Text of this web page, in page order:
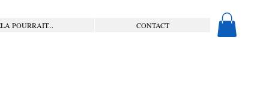
POURRAIT... CONTACT